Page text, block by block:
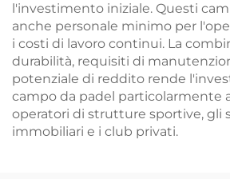
l'investimento iniziale. Questi
anche personale minimo per
i costi di lavoro continui. La
durabilità, requisiti di
potenziale di reddito rende
campo da padel particolarmente
operatori di strutture sportive, gli
immobiliari e i club privati.